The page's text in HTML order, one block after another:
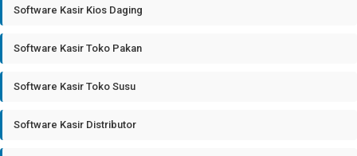
Software Kasir Kios Daging
Software Kasir Toko Pakan
Software Kasir Toko Susu
Software Kasir Distributor